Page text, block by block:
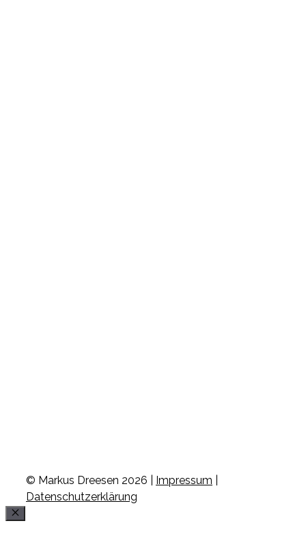
© Markus Dreesen 2026 | Impressum
Datenschutzerklärung
Schließen